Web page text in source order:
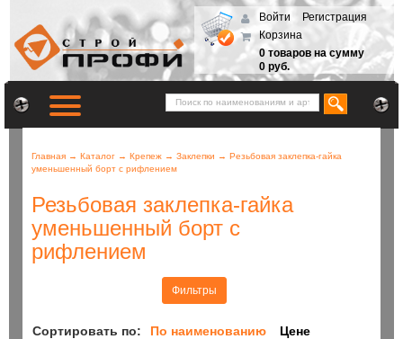
Войти
Регистрация
Корзина
0 товаров на сумму
0 руб.
Главная → Каталог → Крепеж → Заклепки → Резьбовая заклепка-гайка
уменьшенный борт с рифлением
Резьбовая заклепка-гайка
уменьшенный борт с
рифлением
Фильтры
Сортировать по: По наименованию Цене